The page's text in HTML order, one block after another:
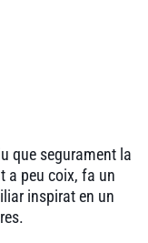
que segurament la
a peu coix, fa un
inspirat en un